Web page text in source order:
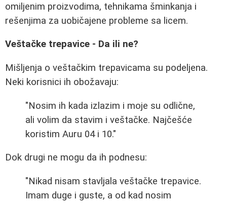
omiljenim proizvodima, tehnikama šminkanja i
rešenjima za uobičajene probleme sa licem.
Veštačke trepavice - Da ili ne?
Mišljenja o veštačkim trepavicama su podeljena.
Neki korisnici ih obožavaju:
"Nosim ih kada izlazim i moje su odlične,
ali volim da stavim i veštačke. Najčešće
koristim Auru 04 i 10."
Dok drugi ne mogu da ih podnesu:
"Nikad nisam stavljala veštačke trepavice.
Imam duge i guste, a od kad nosim